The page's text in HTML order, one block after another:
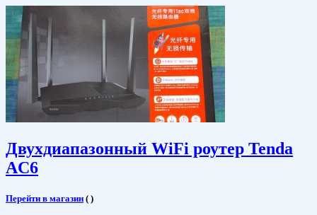
Двухдиапазонный WiFi роутер Tenda
AC6
Перейти в магазин ( )